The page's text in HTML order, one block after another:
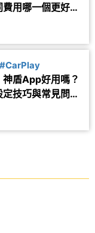
用哪一個更好
#CarPlay
神盾App好用嗎？
技巧與常見問題